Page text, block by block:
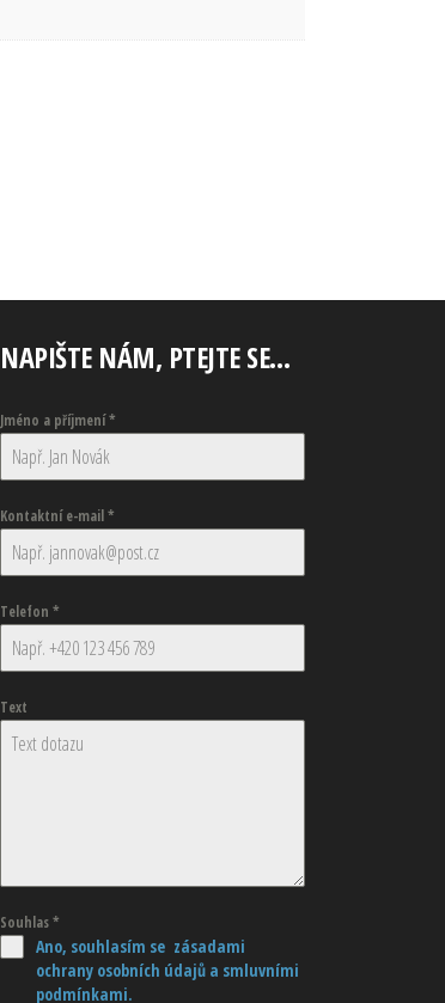
NAPIŠTE NÁM, PTEJTE SE…
Jméno a příjmení*
Kontaktní e-mail*
Telefon *
Text
Souhlas*
Ano, souhlasím se zásadami
ochrany osobních údajů a smluvními
podmínkami.